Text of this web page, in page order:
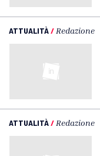
ATTUALITÀ/ Redazione
ATTUALITÀ/ Redazione